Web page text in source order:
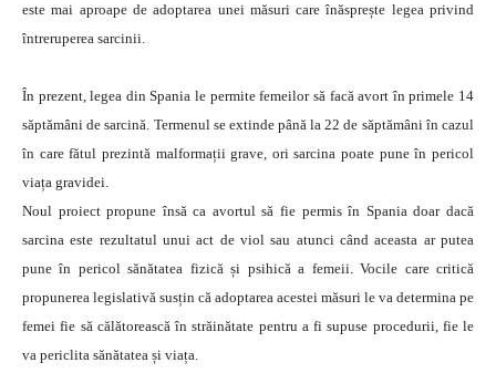
este mai aproape de adoptarea unei măsuri care înăsprește legea privind
întreruperea sarcinii.
În prezent, legea din Spania le permite femeilor să facă avort în primele 14
săptămâni de sarcină. Termenul se extinde până la 22 de săptămâni în cazul
în care fătul prezintă malformații grave, ori sarcina poate pune în pericol
viața gravidei.
Noul proiect propune însă ca avortul să fie permis în Spania doar dacă
sarcina este rezultatul unui act de viol sau atunci când aceasta ar putea
pune în pericol sănătatea fizică și psihică a femeii. Vocile care critică
propunerea legislativă susțin că adoptarea acestei măsuri le va determina pe
femei fie să călătorească în străinătate pentru a fi supuse procedurii, fie le
va periclita sănătatea și viața.